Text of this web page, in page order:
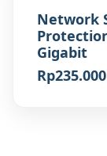
Network
Gigabit
Rp235.000